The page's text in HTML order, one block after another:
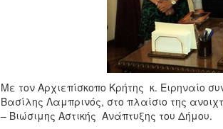
Με τον Αρχιεπίσκοπο Κρήτης κ. Ειρηναίο
Βασίλης Λαμπρινός, στο πλαίσιο της
– Βιώσιμης Αστικής Ανάπτυξης του Δήμου.